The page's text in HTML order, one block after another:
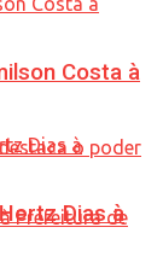
Costa à
Dias à